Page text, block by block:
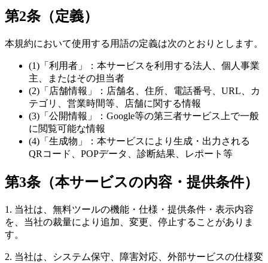
第2条（定義）
本規約において使用する用語の定義は次のとおりとします。
(1)「利用者」：本サービスを利用する法人、個人事業
主、またはその担当者
(2)「店舗情報」：店舗名、住所、電話番号、URL、カ
テゴリ、営業時間等、店舗に関する情報
(3)「公開情報」：Google等の第三者サービス上で一般
に閲覧可能な情報
(4)「生成物」：本サービスにより生成・出力される
QRコード、POPデータ、診断結果、レポート等
第3条（本サービスの内容・提供条件）
1. 当社は、無料ツールの機能・仕様・提供条件・表示内容
を、当社の裁量により追加、変更、停止することがありま
す。
2. 当社は、システム保守、障害対応、外部サービスの仕様変